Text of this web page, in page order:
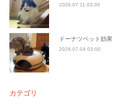
2026.07.11 03:00
ドーナツベット効果
2026.07.04 03:00
カテゴリ